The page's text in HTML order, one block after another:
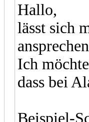
Hallo,
lässt sich
Ich
dass bei
Beispiel-